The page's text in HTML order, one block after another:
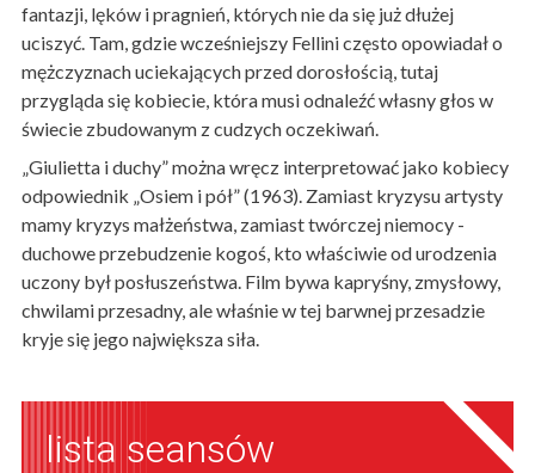
fantazji, lęków i pragnień, których nie da się już dłużej
uciszyć. Tam, gdzie wcześniejszy Fellini często opowiadał o
mężczyznach uciekających przed dorosłością, tutaj
przygląda się kobiecie, która musi odnaleźć własny głos w
świecie zbudowanym z cudzych oczekiwań.
„Giulietta i duchy” można wręcz interpretować jako kobiecy
odpowiednik „Osiem i pół” (1963). Zamiast kryzysu artysty
mamy kryzys małżeństwa, zamiast twórczej niemocy -
duchowe przebudzenie kogoś, kto właściwie od urodzenia
uczony był posłuszeństwa. Film bywa kapryśny, zmysłowy,
chwilami przesadny, ale właśnie w tej barwnej przesadzie
kryje się jego największa siła.
lista seansów